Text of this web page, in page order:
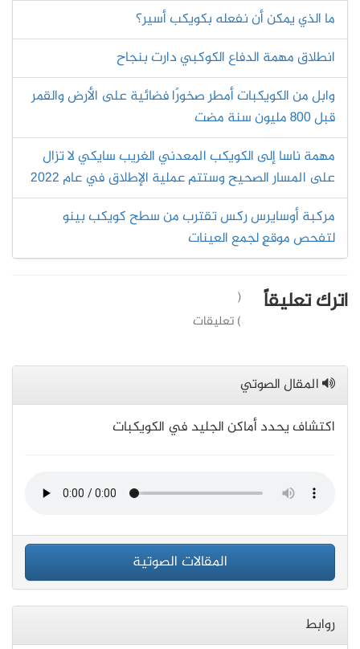
ما الذي يمكن أن نفعله بكويكب أسير؟
انطلاق مهمة الدفاع الكوكبي دارت بنجاح
وابل من الكويكبات أمطر صخورًا فضائية على الأرض والقمر
قبل 800 مليون سنة مضت
مهمة ناسا إلى الكويكب المعدني الغريب سايكي لا تزال
على المسار الصحيح وستتم عملية الإطلاق في عام 2022
مركبة أوسايرس ركس تقترب من سطح كويكب بينو
لتفحص موقعٍ لجمع العينات
اترك تعليقاً
(
) تعليقات
المقال الصوتي
اكتشاف يحدد أماكن الجليد في الكويكبات
المقالات الصوتية
روابط